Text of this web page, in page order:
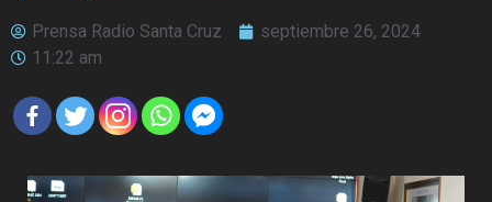
Prensa Radio Santa Cruz
septiembre 26, 2024
11:22 am